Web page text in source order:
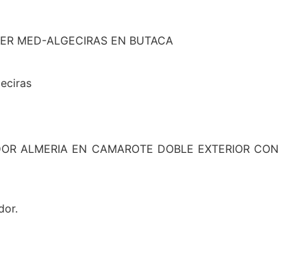
MED-ALGECIRAS EN BUTACA
ALMERIA EN CAMAROTE DOBLE EXTERIOR